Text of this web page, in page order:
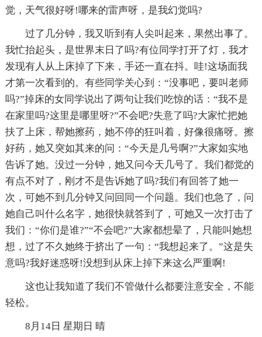
觉，天气很好呀!哪来的雷声呀，是我幻觉吗?
过了几分钟，我又听到有人尖叫起来，果然出事了。
我忙抬起头，是世界末日了吗?有位同学打开了灯，我才
发现有人从上床掉了下来，手还一直在抖。哇!这场面我
才第一次看到的。有些同学关心到：“没事吧，要叫老师
吗?”掉床的女同学说出了两句让我们吃惊的话：“我不是
在家里吗?这里是哪里呀?”不会吧?失意了吗?大家忙把她
扶了上床，帮她擦药，她不停的狂叫着，好像很痛呀。擦
好药，她又突如其来的问：“今天是几号啊?”大家如实地
告诉了她。没过一分钟，她又问今天几号了。我们都觉的
有点不对了，刚才不是告诉她了吗?我们有回答了她一
次，可她不到几分钟又问回同一个问题。我们也急了，问
她自己叫什么名字，她很快就答到了，可她又一次打击了
我们：“你们是谁?”“不会吧?”大家都想晕了，只能叫她想
想，过了不久她终于挤出了一句：“我想起来了。”这是失
意吗?我好迷惑呀!没想到从床上掉下来这么严重啊!
这也让我知道了我们不管做什么都要注意安全，不能
轻松。
8月14日 星期日 晴